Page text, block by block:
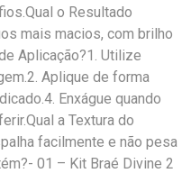
o Resultado
mais macios, com brilho
Aplicação?1. Utilize
Aplique de forma
Enxágue quando
a Textura do
facilmente e não pesa
01 – Kit Braé Divine 2